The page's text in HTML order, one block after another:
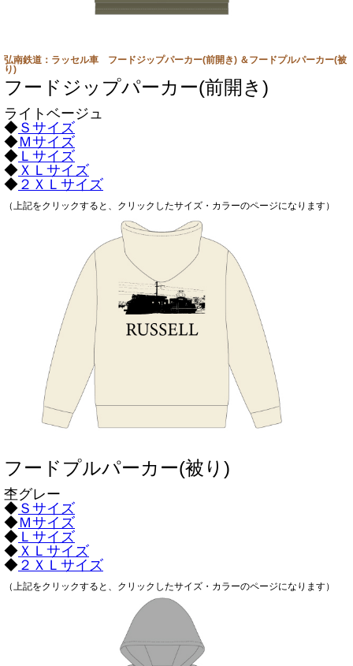
弘南鉄道：ラッセル車 フードジップパーカー(前開き) ＆フードプルパーカー(被
り)
フードジップパーカー(前開き)
ライトベージュ
◆ Ｓサイズ
◆Ｍサイズ
◆ Ｌサイズ
◆ ＸＬサイズ
◆ ２ＸＬサイズ
（上記をクリックすると、クリックしたサイズ・カラーのページになります）
フードプルパーカー(被り)
杢グレー
◆ Ｓサイズ
◆Ｍサイズ
◆ Ｌサイズ
◆ ＸＬサイズ
◆ ２ＸＬサイズ
（上記をクリックすると、クリックしたサイズ・カラーのページになります）